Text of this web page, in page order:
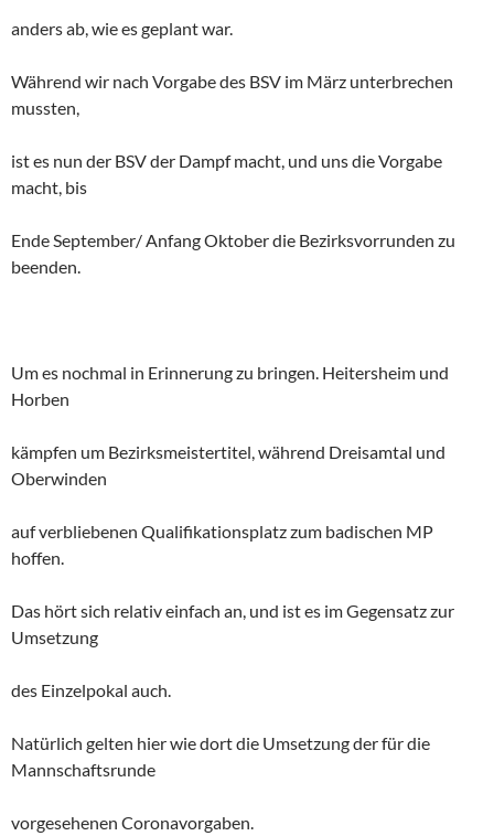
anders ab, wie es geplant war.
Während wir nach Vorgabe des BSV im März unterbrechen
mussten,
ist es nun der BSV der Dampf macht, und uns die Vorgabe
macht, bis
Ende September/ Anfang Oktober die Bezirksvorrunden zu
beenden.
Um es nochmal in Erinnerung zu bringen. Heitersheim und
Horben
kämpfen um Bezirksmeistertitel, während Dreisamtal und
Oberwinden
auf verbliebenen Qualifikationsplatz zum badischen MP
hoffen.
Das hört sich relativ einfach an, und ist es im Gegensatz zur
Umsetzung
des Einzelpokal auch.
Natürlich gelten hier wie dort die Umsetzung der für die
Mannschaftsrunde
vorgesehenen Coronavorgaben.